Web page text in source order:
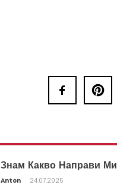
Знам Какво Направи
Anton 24.07.2025